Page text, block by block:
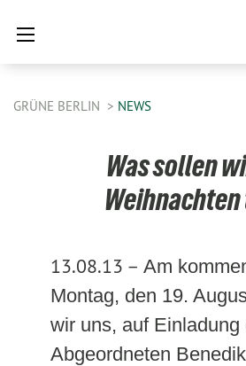
GRÜNE BERLIN NEWS
Was sollen
13.08.13 – Am
Montag, den 19.
wir uns, auf Einladung
Abgeordneten